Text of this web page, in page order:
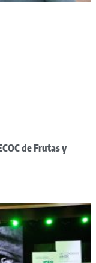
de Frutas y